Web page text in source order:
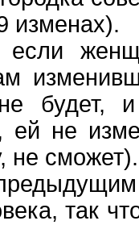
изменах).
не будет,
не
не сможет).
так